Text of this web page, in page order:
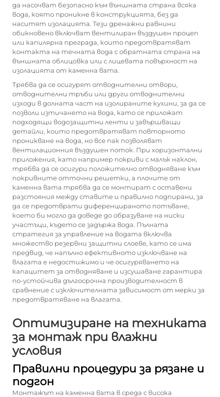
да насочват безопасно към външната страна всяка
вода, която проникне в конструкцията, без да
наситят изолацията. Тези дренажни равнини
обикновено включват вентилиран въздушен процеп
или капилярна преграда, които предотвратяват
контакта на течната вода с обратната страна на
външната облицовка или с лицевата повърхност на
изолацията от каменна вата.
Трябва да се осигурят отводнителни отвори,
отводнителни тръби или други отводнителни
изходи в долната част на изолираните кухини, за да се
позволи изтичането на вода, като се приложат
подходящи водозащитни ленти и завършващи
детайли, които предотвратяват повторното
проникване на вода, но все пак позволяват
вентилационния въздушен поток. При хоризонтални
приложения, като например покриви с малък наклон,
трябва да се осигури положително отводняване към
покривните отточни решетки, а плочите от
каменна вата трябва да се монтират с оставени
разстояния между ставите и правилно подпирани, за
да се предотврати диференцираното потъване,
което би могло да доведе до образуване на ниски
участъци, където се задържа вода. Пълната
стратегия за управление на водата включва
множество резервни защитни слоеве, като се има
предвид, че напълно ефективното изключване на
влагата е недостижимо и че осигуряването на
капацитет за отводняване и изсушаване гарантира
по-устойчива дългосрочна производителност в
сравнение с изключителната зависимост от мерки за
предотвратяване на влагата.
Оптимизиране на техниката
за монтаж при влажни
условия
Правилни процедури за рязане и
подгон
Монтажът на каменна вата в среда с висока